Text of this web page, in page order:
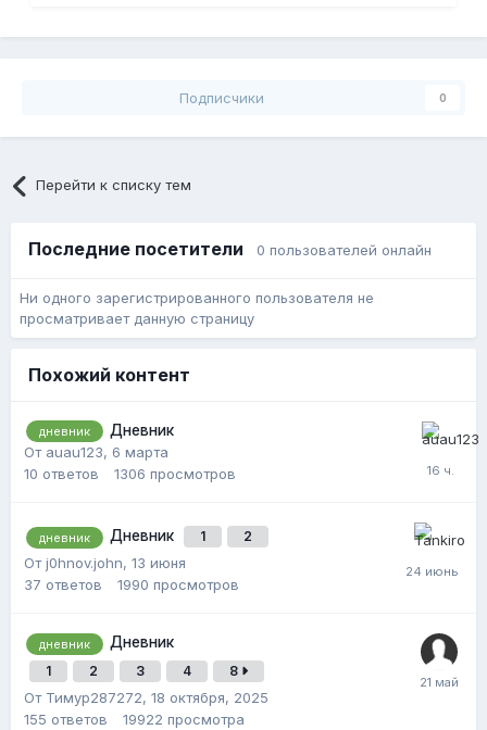
Подписчики 0
Перейти к списку тем
Последние посетители 0 пользователей онлайн
Ни одного зарегистрированного пользователя не
просматривает данную страницу
Похожий контент
дневник
Дневник
От auau123, 6 марта
10 ответов 1306 просмотров
дневник Дневник 1 2
От j0hnov.john, 13 июня
37 ответов 1990 просмотров
дневник Дневник
1 2 3 4 8
От Тимур287272, 18 октября, 2025
155 ответов 19922 просмотра